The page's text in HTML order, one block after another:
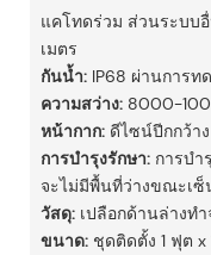
แคโทดร่วม ส่วนระบบ
เมตร
กันน้ำ:IP68 ผ่านการท
ความสว่าง:8000-
หน้ากาก:ดีไซน์ปีกกว้า
การบำรุงรักษา:การบำ
จะไม่มีพื้นที่ว่างขณะเซ็
วัสดุ:เปลือกด้านล่างท
ขนาด:ชุดติดตั้ง 1 ฟุต x